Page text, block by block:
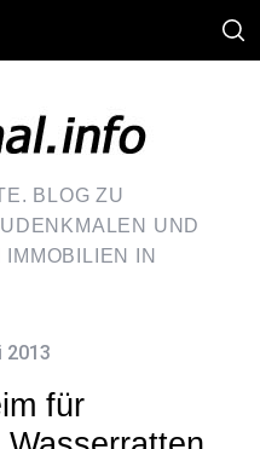
BLOG ZU
UND
IN
2013
für